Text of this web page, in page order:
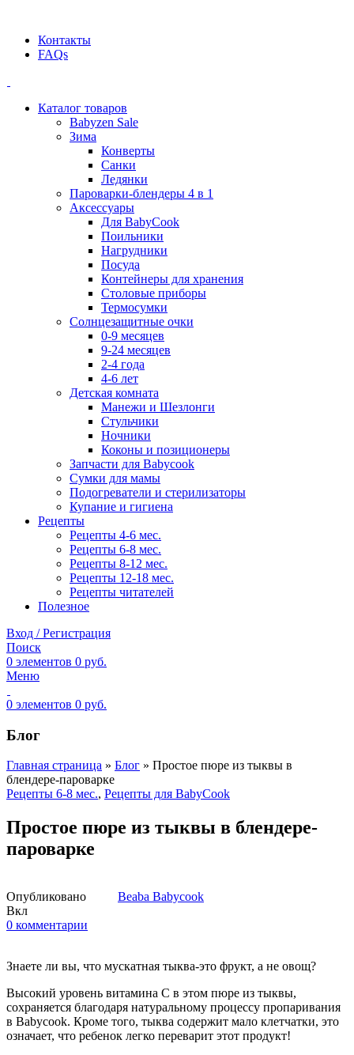
Контакты
FAQs
Каталог товаров
Babyzen Sale
Зима
Конверты
Санки
Ледянки
Пароварки-блендеры 4 в 1
Аксессуары
Для BabyCook
Поильники
Нагрудники
Посуда
Контейнеры для хранения
Столовые приборы
Термосумки
Солнцезащитные очки
0-9 месяцев
9-24 месяцев
2-4 года
4-6 лет
Детская комната
Манежи и Шезлонги
Стульчики
Ночники
Коконы и позиционеры
Запчасти для Babycook
Сумки для мамы
Подогреватели и стерилизаторы
Купание и гигиена
Рецепты
Рецепты 4-6 мес.
Рецепты 6-8 мес.
Рецепты 8-12 мес.
Рецепты 12-18 мес.
Рецепты читателей
Полезное
Вход / Регистрация
Поиск
0 элементов 0 руб.
Меню
0 элементов 0 руб.
Блог
Главная страница » Блог » Простое пюре из тыквы в
блендере-пароварке
Рецепты 6-8 мес., Рецепты для BabyCook
Простое пюре из тыквы в блендере-
пароварке
Опубликовано
Beaba Babycook
Вкл
0 комментарии
Знаете ли вы, что мускатная тыква-это фрукт, а не овощ?
Высокий уровень витамина С в этом пюре из тыквы,
сохраняется благодаря натуральному процессу пропаривания
в Babycook. Кроме того, тыква содержит мало клетчатки, это
означает, что ребенок легко переварит этот продукт!